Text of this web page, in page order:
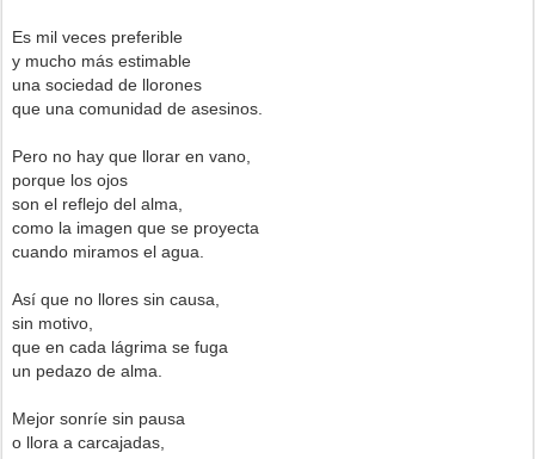
Es mil veces preferible
y mucho más estimable
una sociedad de llorones
que una comunidad de asesinos.
Pero no hay que llorar en vano,
porque los ojos
son el reflejo del alma,
como la imagen que se proyecta
cuando miramos el agua.
Así que no llores sin causa,
sin motivo,
que en cada lágrima se fuga
un pedazo de alma.
Mejor sonríe sin pausa
o llora a carcajadas,